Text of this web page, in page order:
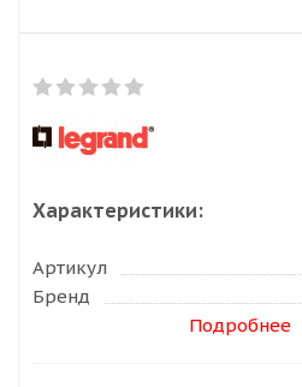
Характеристики:
Артикул
Бренд
Подробнее